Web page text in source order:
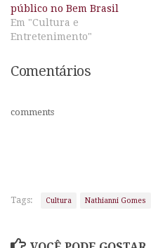
público no Bem Brasil
Em "Cultura e
Entretenimento"
Comentários
comments
Tags: Cultura Nathianni Gomes